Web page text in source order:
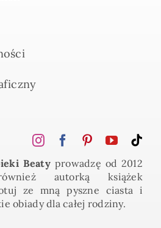
Beaty prowadzę od 2012
autorką książek
ze mną pyszne ciasta i
obiady dla całej rodziny.